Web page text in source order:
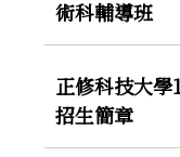
術科輔導班
正修科技大學
招生簡章